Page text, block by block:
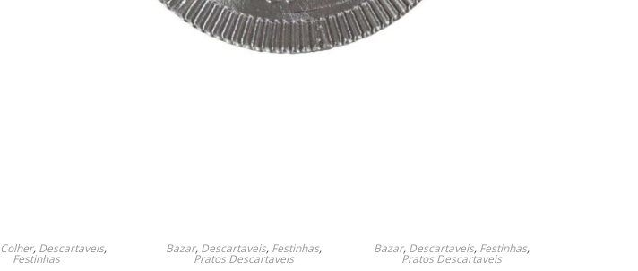
Colher, Descartaveis,
Festinhas
Bazar, Descartaveis, Festinhas,
Pratos Descartaveis
Bazar, Descartaveis, Festinhas,
Pratos Descartaveis